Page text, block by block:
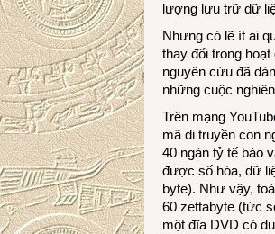
lượng lưu trữ dữ
Nhưng có lẽ ít ai
thay đổi trong
nguyên cứu đã
những cuộc
Trên mạng
mã di truyền con
40 ngàn tỷ tế bào
được số hóa, dữ
byte). Như vậy,
60 zettabyte (tức
một đĩa DVD có